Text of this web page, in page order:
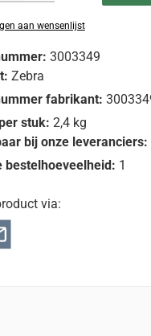
aan wensenlijst
3003349
Zebra
fabrikant:
stuk: 2,4 kg
bij onze leveranciers:
bestelhoeveelheid: 1
via: